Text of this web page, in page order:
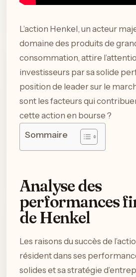
L’action Henkel, un acteur
domaine des produits de
consommation, attire
investisseurs par sa solide
position de leader sur le
sont les facteurs qui
cette action en bourse ?
Sommaire
Analyse des
performances
de Henkel
Les raisons du succès de
résident dans ses
solides et sa stratégie